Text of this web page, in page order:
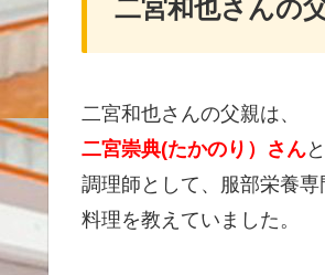
二宮和也さんの
二宮和也さんの父親は、
二宮崇典(たかのり） さん
調理師として、服部栄養
料理を教えていました。